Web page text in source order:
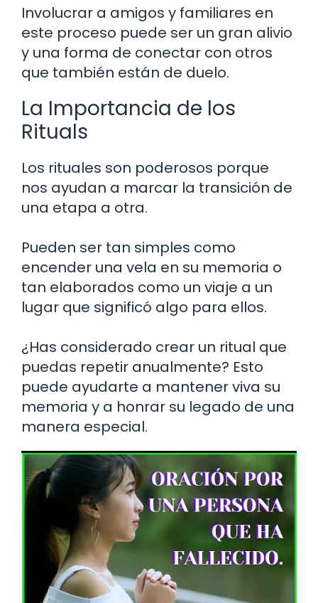
Involucrar a amigos y familiares en
este proceso puede ser un gran alivio
y una forma de conectar con otros
que también están de duelo.
La Importancia de los
Rituals
Los rituales son poderosos porque
nos ayudan a marcar la transición de
una etapa a otra.
Pueden ser tan simples como
encender una vela en su memoria o
tan elaborados como un viaje a un
lugar que significó algo para ellos.
¿Has considerado crear un ritual que
puedas repetir anualmente? Esto
puede ayudarte a mantener viva su
memoria y a honrar su legado de una
manera especial.